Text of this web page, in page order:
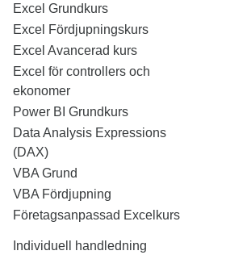
Excel Grundkurs
Excel Fördjupningskurs
Excel Avancerad kurs
Excel för controllers och
ekonomer
Power BI Grundkurs
Data Analysis Expressions
(DAX)
VBA Grund
VBA Fördjupning
Företagsanpassad Excelkurs
Individuell handledning